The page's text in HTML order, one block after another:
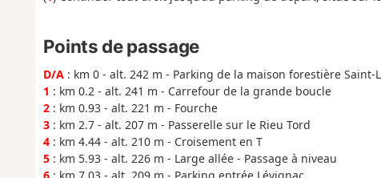
Points de passage
D/A: km 0 - alt. 242 m - Parking de la maison forestière Saint-
1 : km 0.2 - alt. 241 m - Carrefour de la grande boucle
2: km 0.93 - alt. 221 m - Fourche
3: km 2.7 - alt. 207 m - Passerelle sur le Rieu Tord
4: km 4.44 - alt. 210 m - Croisement en T
5: km 5.93 - alt. 226 m - Large allée - Passage à niveau